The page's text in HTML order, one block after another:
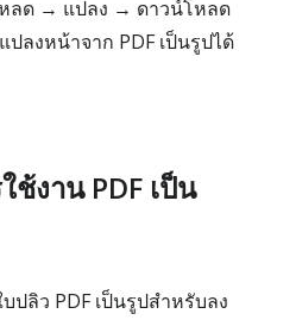
ลด → แปลง → ดาวน์โหลด
ลงหน้าจาก PDF เป็นรูปได้
ช้งาน PDF เป็น
ปลิว PDF เป็นรูปสำหรับลง